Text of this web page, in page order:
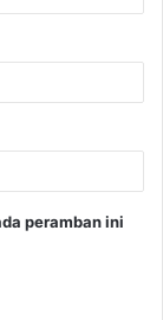
peramban ini